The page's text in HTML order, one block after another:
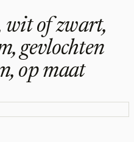
wit of zwart,
gevlochten
op maat